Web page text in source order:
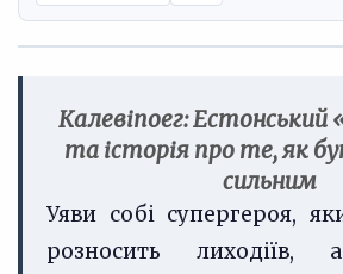
Калевіпоег:
та історія про те, як
сильним
Уяви собі супергероя,
розносить лиходіїв,